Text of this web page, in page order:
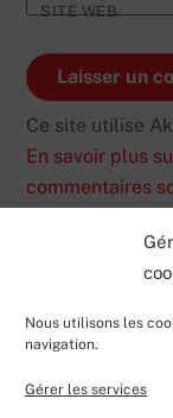
Nous utilisons les
navigation.
Gérer les services
SITE WEB
Ce site utilise
En savoir plus
commentaires